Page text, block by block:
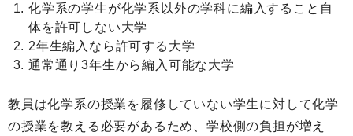
化学系の学生が化学系以外の学科に編入すること自
体を許可しない大学
2年生編入なら許可する大学
通常通り3年生から編入可能な大学
教員は化学系の授業を履修していない学生に対して化学
の授業を教える必要があるため、学校側の負担が増え